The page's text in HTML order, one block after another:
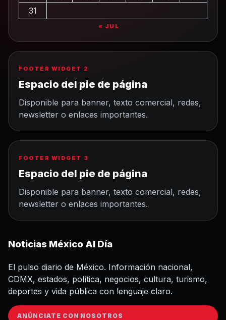
31
« JUL
FOOTER WIDGET 2
Espacio del pie de página
Disponible para banner, texto comercial, redes,
newsletter o enlaces importantes.
FOOTER WIDGET 3
Espacio del pie de página
Disponible para banner, texto comercial, redes,
newsletter o enlaces importantes.
Noticias México Al Día
El pulso diario de México. Información nacional,
CDMX, estados, política, negocios, cultura, turismo,
deportes y vida pública con lenguaje claro.
ANÚNCIATE CON NOSOTROS